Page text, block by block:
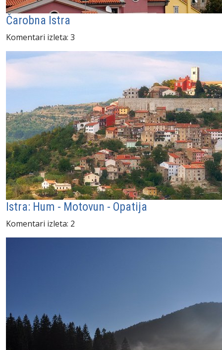
Čarobna Istra
Komentari izleta: 3
Istra: Hum - Motovun - Opatija
Komentari izleta: 2